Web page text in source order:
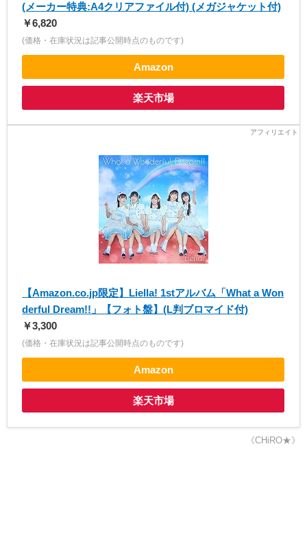
(メーカー特典:A4クリアファイル付) (メガジャケット付)
￥6,820
(価格・在庫状況は記事公開時点のものです)
Amazon
楽天市場
【Amazon.co.jp限定】Liella! 1stアルバム「What a Won
derful Dream!!」【フォト盤】(L判ブロマイド付)
￥3,300
(価格・在庫状況は記事公開時点のものです)
Amazon
楽天市場
《CHiRO★》